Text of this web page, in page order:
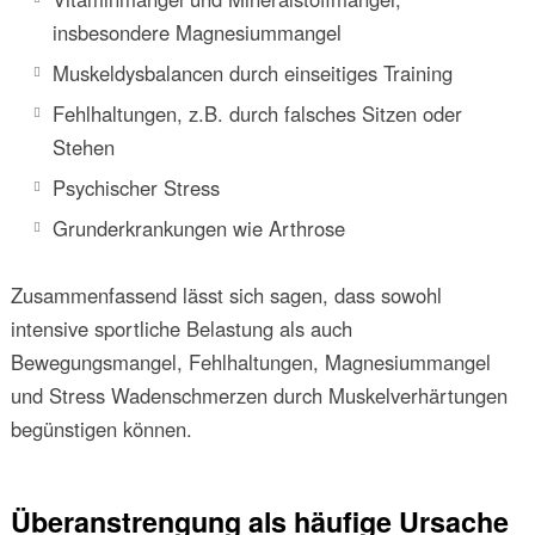
insbesondere Magnesiummangel
Muskeldysbalancen durch einseitiges Training
Fehlhaltungen, z.B. durch falsches Sitzen oder
Stehen
Psychischer Stress
Grunderkrankungen wie Arthrose
Zusammenfassend lässt sich sagen, dass sowohl
intensive sportliche Belastung als auch
Bewegungsmangel, Fehlhaltungen, Magnesiummangel
und Stress Wadenschmerzen durch Muskelverhärtungen
begünstigen können.
Überanstrengung als häufige Ursache